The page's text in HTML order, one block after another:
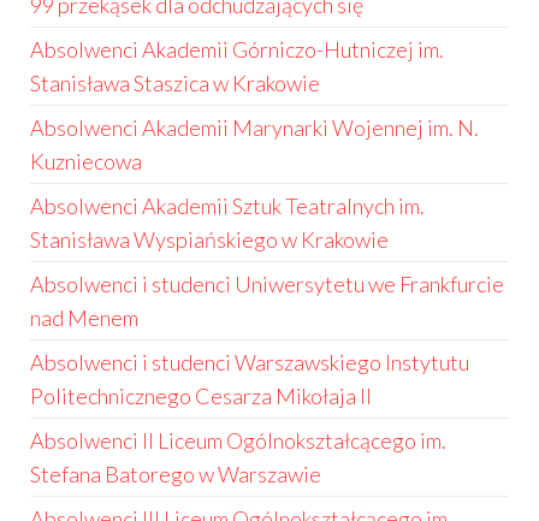
Absolwenci Akademii Górniczo-Hutniczej im.
Stanisława Staszica w Krakowie
Absolwenci Akademii Marynarki Wojennej im. N.
Kuzniecowa
Absolwenci Akademii Sztuk Teatralnych im.
Stanisława Wyspiańskiego w Krakowie
Absolwenci i studenci Uniwersytetu we Frankfurcie
nad Menem
Absolwenci i studenci Warszawskiego Instytutu
Politechnicznego Cesarza Mikołaja II
Absolwenci II Liceum Ogólnokształcącego im.
Stefana Batorego w Warszawie